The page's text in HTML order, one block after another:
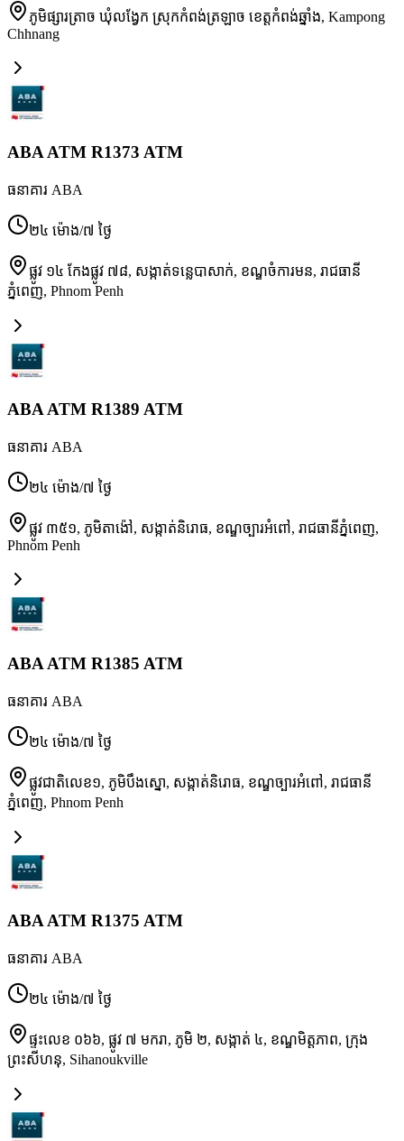
ភូមិផ្សារត្រាច ឃុំលង្វែក ស្រុកកំពង់ត្រឡាច ខេត្តកំពង់ឆ្នាំង, Kampong
Chhnang
ABA ATM R1373 ATM
ធនាគារ ABA
២៤ ម៉ោង/៧ ថ្ងៃ
ផ្លូវ ១៤ កែងផ្លូវ ៧៨, សង្កាត់ទន្លេបាសាក់, ខណ្ឌចំការមន, រាជធានី
ភ្នំពេញ, Phnom Penh
ABA ATM R1389 ATM
ធនាគារ ABA
២៤ ម៉ោង/៧ ថ្ងៃ
ផ្លូវ ៣៥១, ភូមិតាង៉ៅ, សង្កាត់និរោធ, ខណ្ឌច្បារអំពៅ, រាជធានីភ្នំពេញ,
Phnom Penh
ABA ATM R1385 ATM
ធនាគារ ABA
២៤ ម៉ោង/៧ ថ្ងៃ
ផ្លូវជាតិលេខ១, ភូមិបឹងស្នោ, សង្កាត់និរោធ, ខណ្ឌច្បារអំពៅ, រាជធានី
ភ្នំពេញ, Phnom Penh
ABA ATM R1375 ATM
ធនាគារ ABA
២៤ ម៉ោង/៧ ថ្ងៃ
ផ្ទះលេខ ០៦៦, ផ្លូវ ៧ មករា, ភូមិ ២, សង្កាត់ ៤, ខណ្ឌមិត្តភាព, ក្រុង
ព្រះសីហនុ, Sihanoukville